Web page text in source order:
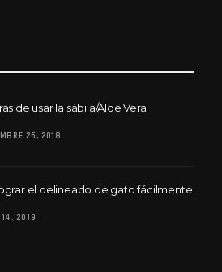
de usar la sábila/Aloe Vera
26, 2018
el delineado de gato fácilmente
2019